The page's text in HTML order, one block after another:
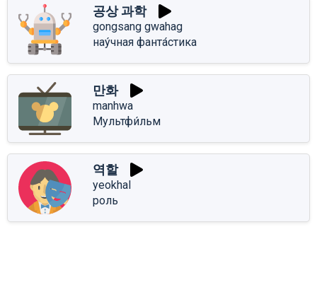
공상 과학
gongsang gwahag
нау́чная фанта́стика
만화
manhwa
Мультфи́льм
역할
yeokhal
роль